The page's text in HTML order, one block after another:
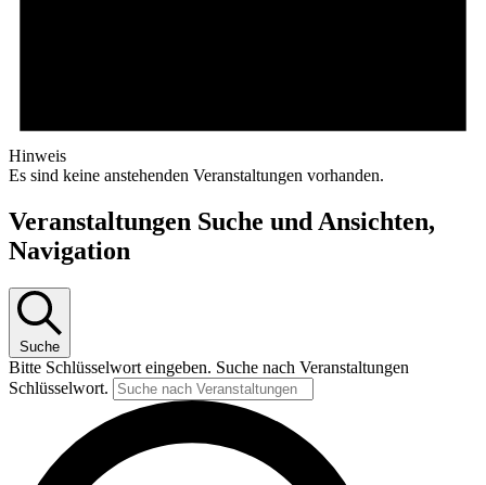
Hinweis
Es sind keine anstehenden Veranstaltungen vorhanden.
Veranstaltungen Suche und Ansichten,
Navigation
Suche
Bitte Schlüsselwort eingeben. Suche nach Veranstaltungen
Schlüsselwort.